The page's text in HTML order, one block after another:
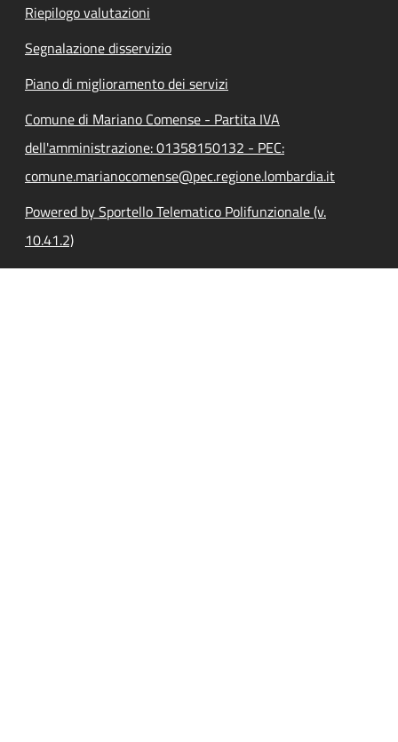
Riepilogo valutazioni
Segnalazione disservizio
Piano di miglioramento dei servizi
Comune di Mariano Comense - Partita IVA
dell'amministrazione: 01358150132 - PEC:
comune.marianocomense@pec.regione.lombardia.it
Powered by Sportello Telematico Polifunzionale (v.
10.41.2)